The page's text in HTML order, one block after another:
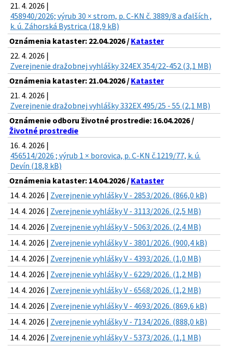
21. 4. 2026 |
458940/2026; výrub 30 × strom, p. C-KN č. 3889/8 a ďalších ,
k. ú. Záhorská Bystrica (18,9 kB)
Oznámenia kataster: 22.04.2026 / Kataster
22. 4. 2026 |
Zverejnenie dražobnej vyhlášky 324EX 354/22-452 (3,1 MB)
Oznámenia kataster: 21.04.2026 / Kataster
21. 4. 2026 |
Zverejnenie dražobnej vyhlášky 332EX 495/25 - 55 (2,1 MB)
Oznámenie odboru životné prostredie: 16.04.2026 /
Životné prostredie
16. 4. 2026 |
456514/2026 ; výrub 1 × borovica, p. C-KN č.1219/77, k. ú.
Devín (18,8 kB)
Oznámenia kataster: 14.04.2026 / Kataster
14. 4. 2026 | Zverejnenie vyhlášky V - 2853/2026. (866,0 kB)
14. 4. 2026 | Zverejnenie vyhlášky V - 3113/2026. (2,5 MB)
14. 4. 2026 | Zverejnenie vyhlášky V - 5063/2026. (2,4 MB)
14. 4. 2026 | Zverejnenie vyhlášky V - 3801/2026. (900,4 kB)
14. 4. 2026 | Zverejnenie vyhlášky V - 4393/2026. (1,0 MB)
14. 4. 2026 | Zverejnenie vyhlášky V - 6229/2026. (1,2 MB)
14. 4. 2026 | Zverejnenie vyhlášky V - 6568/2026. (1,2 MB)
14. 4. 2026 | Zverejnenie vyhlášky V - 4693/2026. (869,6 kB)
14. 4. 2026 | Zverejnenie vyhlášky V - 7134/2026. (888,0 kB)
14. 4. 2026 | Zverejnenie vyhlášky V - 5373/2026. (1,1 MB)